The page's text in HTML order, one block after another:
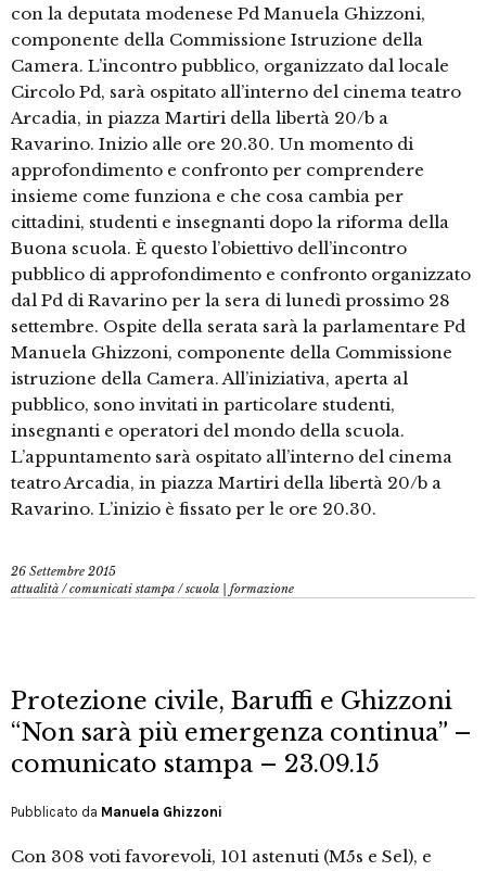
con la deputata modenese Pd Manuela Ghizzoni,
componente della Commissione Istruzione della
Camera. L’incontro pubblico, organizzato dal locale
Circolo Pd, sarà ospitato all’interno del cinema teatro
Arcadia, in piazza Martiri della libertà 20/b a
Ravarino. Inizio alle ore 20.30. Un momento di
approfondimento e confronto per comprendere
insieme come funziona e che cosa cambia per
cittadini, studenti e insegnanti dopo la riforma della
Buona scuola. È questo l’obiettivo dell’incontro
pubblico di approfondimento e confronto organizzato
dal Pd di Ravarino per la sera di lunedì prossimo 28
settembre. Ospite della serata sarà la parlamentare Pd
Manuela Ghizzoni, componente della Commissione
istruzione della Camera. All’iniziativa, aperta al
pubblico, sono invitati in particolare studenti,
insegnanti e operatori del mondo della scuola.
L’appuntamento sarà ospitato all’interno del cinema
teatro Arcadia, in piazza Martiri della libertà 20/b a
Ravarino. L’inizio è fissato per le ore 20.30.
26 Settembre 2015
attualità /comunicati stampa /scuola | formazione
Protezione civile, Baruffi e Ghizzoni
“Non sarà più emergenza continua” –
comunicato stampa – 23.09.15
Pubblicato da Manuela Ghizzoni
Con 308 voti favorevoli, 101 astenuti (M5s e Sel), e